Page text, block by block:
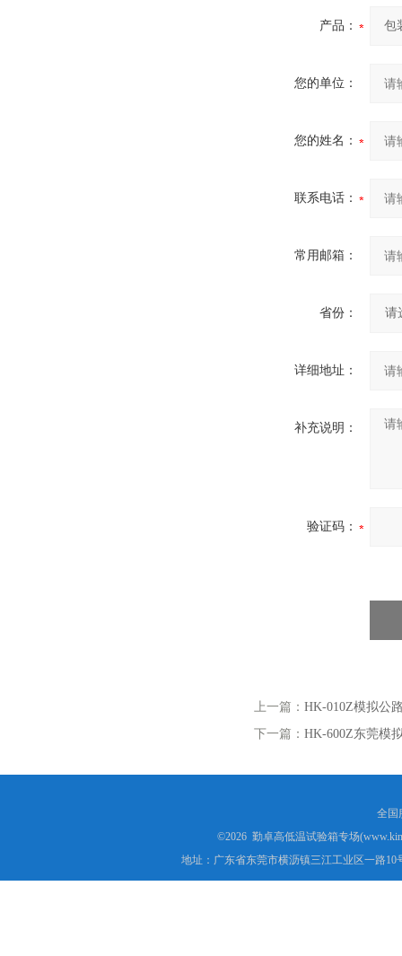
产品：
您的单位：
您的姓名：
联系电话：
常用邮箱：
省份：
详细地址：
补充说明：
验证码：
上一篇： HK-010Z模拟公
下一篇： HK-600Z东莞模
全国
©2026 勤卓高低温试验箱专场
地址：广东省东莞市横沥镇三江工业区一路10